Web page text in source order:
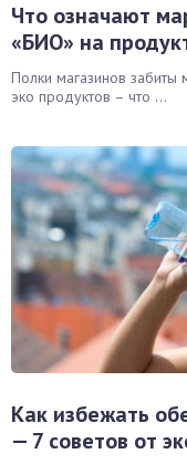
Что означают
«БИО» на
Полки магазинов забиты
эко продуктов – что ...
Как избежать
— 7 советов от